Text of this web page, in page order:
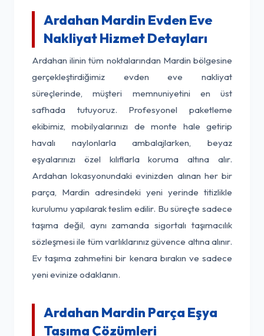
Ardahan Mardin Evden Eve
Nakliyat Hizmet Detayları
Ardahan ilinin tüm noktalarından Mardin bölgesine
gerçekleştirdiğimiz evden eve nakliyat
süreçlerinde, müşteri memnuniyetini en üst
safhada tutuyoruz. Profesyonel paketleme
ekibimiz, mobilyalarınızı de monte hale getirip
havalı naylonlarla ambalajlarken, beyaz
eşyalarınızı özel kılıflarla koruma altına alır.
Ardahan lokasyonundaki evinizden alınan her bir
parça, Mardin adresindeki yeni yerinde titizlikle
kurulumu yapılarak teslim edilir. Bu süreçte sadece
taşıma değil, aynı zamanda sigortalı taşımacılık
sözleşmesi ile tüm varlıklarınız güvence altına alınır.
Ev taşıma zahmetini bir kenara bırakın ve sadece
yeni evinize odaklanın.
Ardahan Mardin Parça Eşya
Taşıma Çözümleri